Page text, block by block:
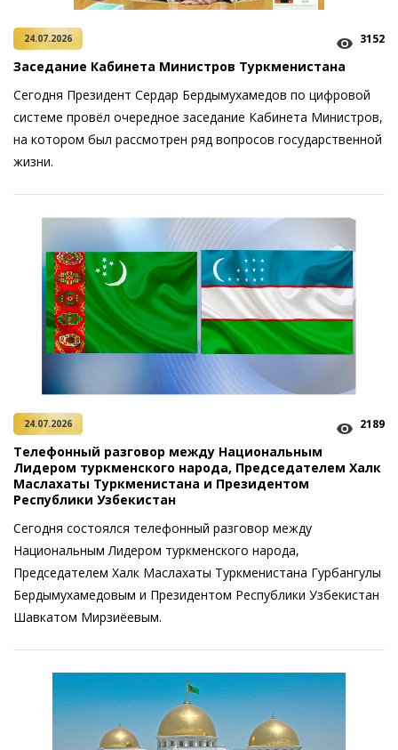
24.07.2026 3152
Заседание Кабинета Министров Туркменистана
Сегодня Президент Сердар Бердымухамедов по цифровой
системе провёл очередное заседание Кабинета Министров,
на котором был рассмотрен ряд вопросов государственной
жизни.
24.07.2026 2189
Телефонный разговор между Национальным
Лидером туркменского народа, Председателем Халк
Маслахаты Туркменистана и Президентом
Республики Узбекистан
Сегодня состоялся телефонный разговор между
Национальным Лидером туркменского народа,
Председателем Халк Маслахаты Туркменистана Гурбангулы
Бердымухамедовым и Президентом Республики Узбекистан
Шавкатом Мирзиёевым.